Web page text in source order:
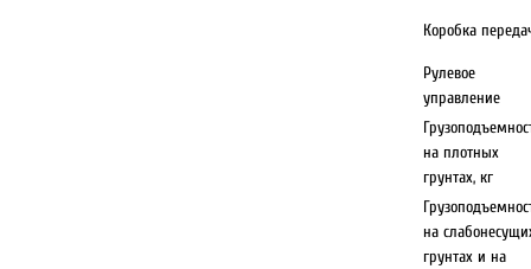
Коробка
Рулевое
управление
на плотных
грунтах, кг
на
грунтах и на